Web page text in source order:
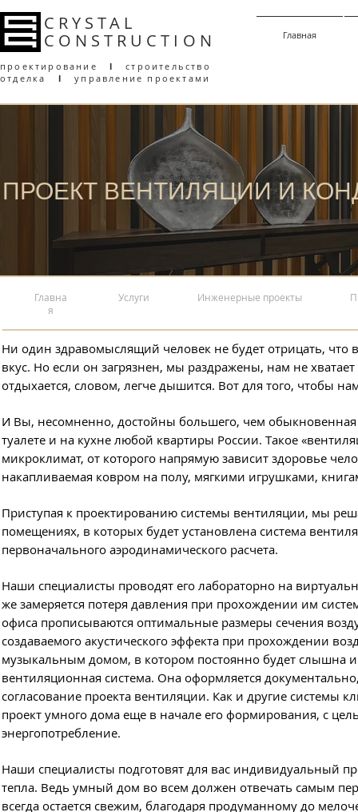
CRYSTAL
CONSTRUCT I ON Главная
проектирование l
строительство
отделка
l управление проектами
ПРОЕКТ ВЕНТИЛЯЦИИ И
Главна
я
Услуги Инженерные проекты
Ни один здравомыслящий человек не будет отрицать, что
вкус. Но если он загрязнен, мы раздражены, нам не
отдыхается, словом, легче дышится. Вот для того, чтобы
И Вы, несомненно, достойны большего, чем
туалете и на кухне любой квартиры России. Такое
микроклимат, от которого напрямую зависит здоровье
накапливаемая ковром на полу, мягкими игрушками,
Приступая к проектированию системы вентиляции, мы
помещениях, в которых будет установлена система
первоначального аэродинамического расчета.
Наши специалисты проводят его лабораторно на
же замеряется потеря давления при прохождении им
офиса прописываются оптимальные размеры сечения
создаваемого акустического эффекта при прохождении
музыкальным домом, в котором постоянно будет слышна
вентиляционная система. Она оформляется
согласование проекта вентиляции. Как и другие системы
проект умного дома еще в начале его формирования, с
энергопотребление.
Наши специалисты подготовят для вас индивидуальный
тепла. Ведь умный дом во всем должен отвечать самым
всегда остается свежим, благодаря продуманному до